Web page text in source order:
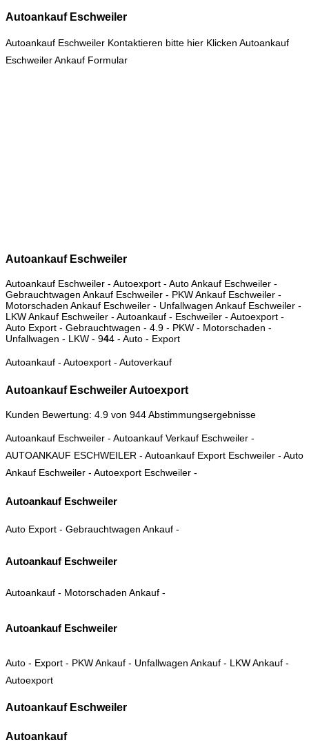
Autoankauf Eschweiler
Autoankauf Eschweiler Kontaktieren bitte hier Klicken Autoankauf
Eschweiler Ankauf Formular
Autoankauf Eschweiler
Autoankauf Eschweiler - Autoexport - Auto Ankauf Eschweiler -
Gebrauchtwagen Ankauf Eschweiler - PKW Ankauf Eschweiler -
Motorschaden Ankauf Eschweiler - Unfallwagen Ankauf Eschweiler -
LKW Ankauf Eschweiler - Autoankauf - Eschweiler - Autoexport -
Auto Export - Gebrauchtwagen - 4.9 - PKW - Motorschaden -
Unfallwagen - LKW - 944 - Auto - Export
Autoankauf - Autoexport - Autoverkauf
Autoankauf EschweilerAutoexport
Kunden Bewertung: 4.9 von 944 Abstimmungsergebnisse
Autoankauf Eschweiler - Autoankauf Verkauf Eschweiler -
AUTOANKAUF ESCHWEILER - Autoankauf Export Eschweiler - Auto
Ankauf Eschweiler - Autoexport Eschweiler -
Autoankauf Eschweiler
Auto Export - Gebrauchtwagen Ankauf -
Autoankauf Eschweiler
Autoankauf - Motorschaden Ankauf -
Autoankauf Eschweiler
Auto - Export - PKW Ankauf - Unfallwagen Ankauf - LKW Ankauf -
Autoexport
Autoankauf Eschweiler
Autoankauf